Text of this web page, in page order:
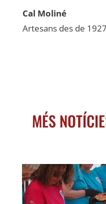
Cal Moliné
Artesans des de 1927
MÉS